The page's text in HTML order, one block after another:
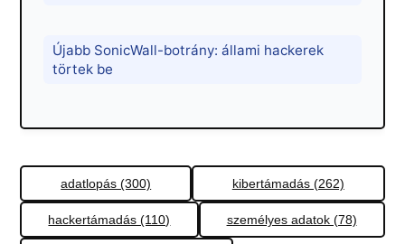
Újabb SonicWall-botrány: állami hackerek
törtek be
adatlopás (300) kibertámadás (262)
hackertámadás (110) személyes adatok (78)